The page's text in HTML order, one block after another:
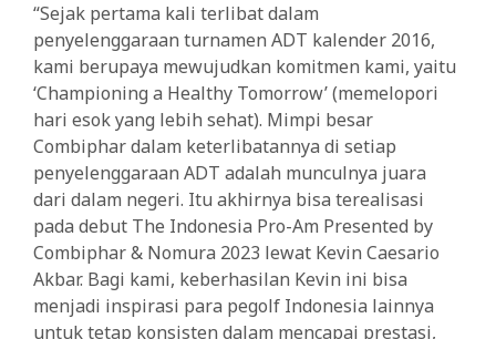
“Sejak pertama kali terlibat dalam
penyelenggaraan turnamen ADT kalender 2016,
kami berupaya mewujudkan komitmen kami, yaitu
‘Championing a Healthy Tomorrow’ (memelopori
hari esok yang lebih sehat). Mimpi besar
Combiphar dalam keterlibatannya di setiap
penyelenggaraan ADT adalah munculnya juara
dari dalam negeri. Itu akhirnya bisa terealisasi
pada debut The Indonesia Pro-Am Presented by
Combiphar & Nomura 2023 lewat Kevin Caesario
Akbar. Bagi kami, keberhasilan Kevin ini bisa
menjadi inspirasi para pegolf Indonesia lainnya
untuk tetap konsisten dalam mencapai prestasi,